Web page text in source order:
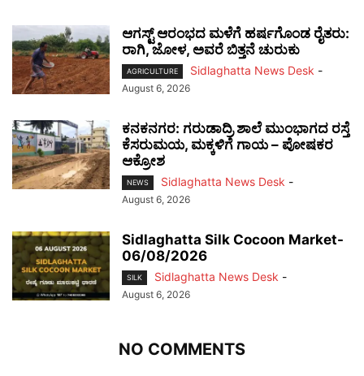
ಆಗಸ್ಟ್ ಆರಂಭದ ಮಳೆಗೆ ಹರ್ಷಗೊಂಡ ರೈತರು:
ರಾಗಿ, ಜೋಳ, ಅವರೆ ಬಿತ್ತನೆ ಚುರುಕು
AGRICULTURE Sidlaghatta News Desk -
August 6, 2026
ಕನಕನಗರ: ಗರುಡಾದ್ರಿ ಶಾಲೆ ಮುಂಭಾಗದ ರಸ್ತೆ
ಕೆಸರುಮಯ, ಮಕ್ಕಳಿಗೆ ಗಾಯ – ಪೋಷಕರ
ಆಕ್ರೋಶ
NEWS Sidlaghatta News Desk -
August 6, 2026
Sidlaghatta Silk Cocoon Market-
06/08/2026
SILK Sidlaghatta News Desk -
August 6, 2026
NO COMMENTS